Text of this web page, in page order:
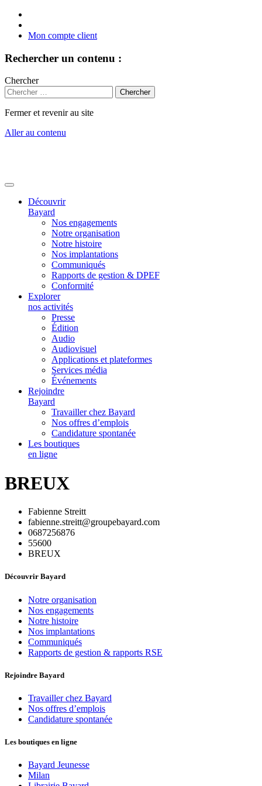
Mon compte client
Rechercher un contenu :
Chercher
Fermer et revenir au site
Aller au contenu
Découvrir
Bayard
Nos engagements
Notre organisation
Notre histoire
Nos implantations
Communiqués
Rapports de gestion & DPEF
Conformité
Explorer
nos activités
Presse
Édition
Audio
Audiovisuel
Applications et plateformes
Services média
Événements
Rejoindre
Bayard
Travailler chez Bayard
Nos offres d’emplois
Candidature spontanée
Les boutiques
en ligne
BREUX
Fabienne Streitt
fabienne.streitt@groupebayard.com
0687256876
55600
BREUX
Découvrir Bayard
Notre organisation
Nos engagements
Notre histoire
Nos implantations
Communiqués
Rapports de gestion & rapports RSE
Rejoindre Bayard
Travailler chez Bayard
Nos offres d’emplois
Candidature spontanée
Les boutiques en ligne
Bayard Jeunesse
Milan